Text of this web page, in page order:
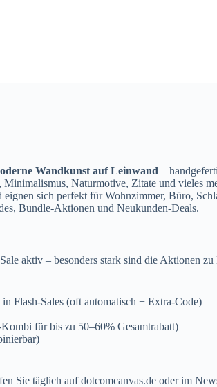
Wandkunst auf Leinwand –
Naturmotive, Zitate und
sich perfekt für Wohnzimmer, Büro,
Bundle-Aktionen und Neukunden-Deals.
aktiv – besonders stark sind die Aktionen
Flash-Sales (oft automatisch + Extra-Code)
für bis zu 50–60% Gesamtrabatt)
Sie täglich aufdotcomcanvas.de oder im